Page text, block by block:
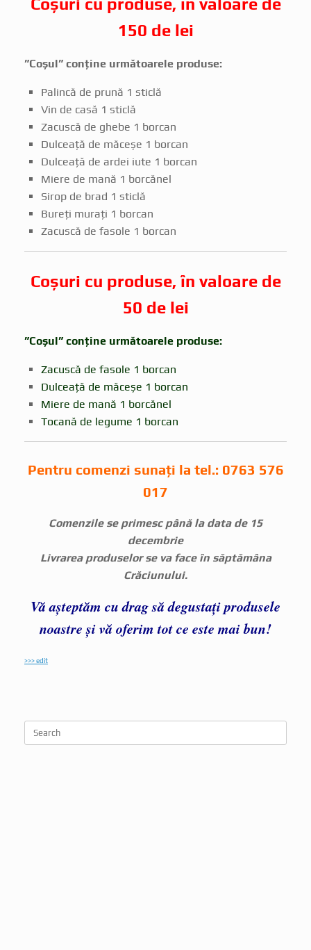
Coșuri cu produse, în valoare de
150 de lei
”Coșul” conține următoarele produse:
Palincă de prună 1 sticlă
Vin de casă 1 sticlă
Zacuscă de ghebe 1 borcan
Dulceață de măceșe 1 borcan
Dulceață de ardei iute 1 borcan
Miere de mană 1 borcănel
Sirop de brad 1 sticlă
Bureți murați 1 borcan
Zacuscă de fasole 1 borcan
Coșuri cu produse, în valoare de
50 de lei
”Coșul” conține următoarele produse:
Zacuscă de fasole 1 borcan
Dulceață de măceșe 1 borcan
Miere de mană 1 borcănel
Tocană de legume 1 borcan
Pentru comenzi sunați la tel.: 0763 576
017
Comenzile se primesc până la data de 15
decembrie
Livrarea produselor se va face în săptămâna
Crăciunului.
Vă așteptăm cu drag să degustați produsele
noastre și vă oferim tot ce este mai bun!
>>> edit